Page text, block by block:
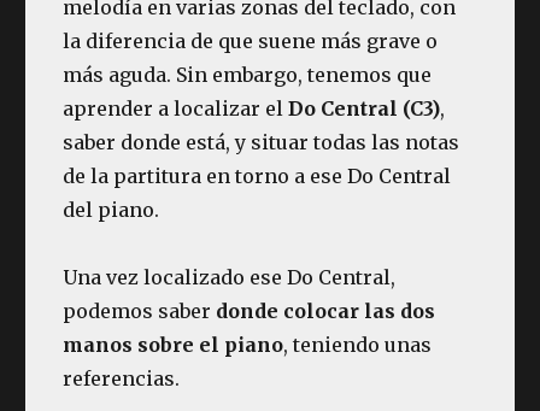
melodía en varias zonas del teclado, con
la diferencia de que suene más grave o
más aguda. Sin embargo, tenemos que
aprender a localizar elDo Central (C3),
saber donde está, y situar todas las notas
de la partitura en torno a ese Do Central
del piano.
Una vez localizado ese Do Central,
podemos saber donde colocar las dos
manos sobre el piano, teniendo unas
referencias.